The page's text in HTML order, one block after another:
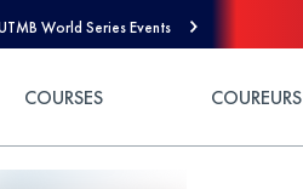
World Series Events
COURSES COUREURS